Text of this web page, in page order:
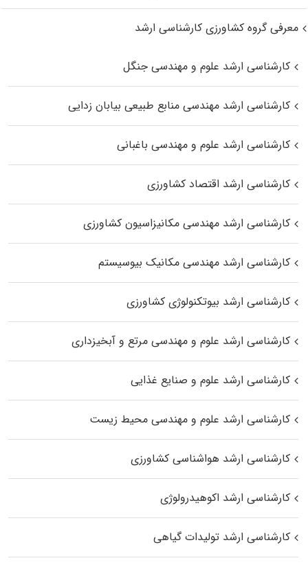
معرفی گروه کشاورزی کارشناسی ارشد
کارشناسی ارشد علوم و مهندسی جنگل
کارشناسی ارشد مهندسی منابع طبیعی بیابان زدایی
کارشناسی ارشد علوم و مهندسی باغبانی
کارشناسی ارشد اقتصاد کشاورزی
کارشناسی ارشد مهندسی مکانیزاسیون کشاورزی
کارشناسی ارشد مهندسی مکانیک بیوسیستم
کارشناسی ارشد بیوتکنولوژی کشاورزی
کارشناسی ارشد علوم و مهندسی مرتع و آبخیزداری
کارشناسی ارشد علوم و صنایع غذایی
کارشناسی ارشد علوم و مهندسی محیط زیست
کارشناسی ارشد هواشناسی کشاورزی
کارشناسی ارشد اکوهیدرولوژی
کارشناسی ارشد تولیدات گیاهی